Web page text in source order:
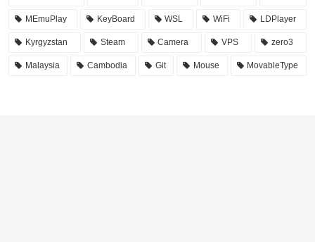
MEmuPlay KeyBoard WSL WiFi LDPlayer
Kyrgyzstan Steam Camera VPS zero3
Malaysia Cambodia Git Mouse MovableType